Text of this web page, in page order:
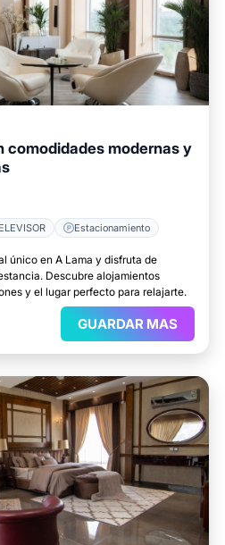
comodidades modernas y
Estacionamiento
único en A Lama y disfruta de
Descubre alojamientos
y el lugar perfecto para relajarte.
GUARDAR MAS